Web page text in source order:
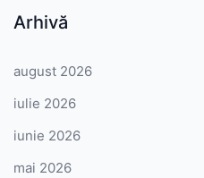
Arhivă
august 2026
iulie 2026
iunie 2026
mai 2026